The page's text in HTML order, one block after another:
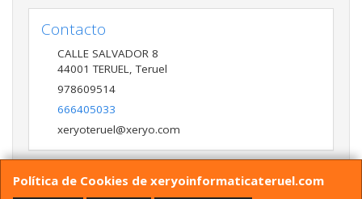
Política de Cookies de xeryoinformaticateruel.com
Contacto
CALLE SALVADOR 8
44001 TERUEL,Teruel
978609514
666405033
xeryoteruel@xeryo.com
Horario